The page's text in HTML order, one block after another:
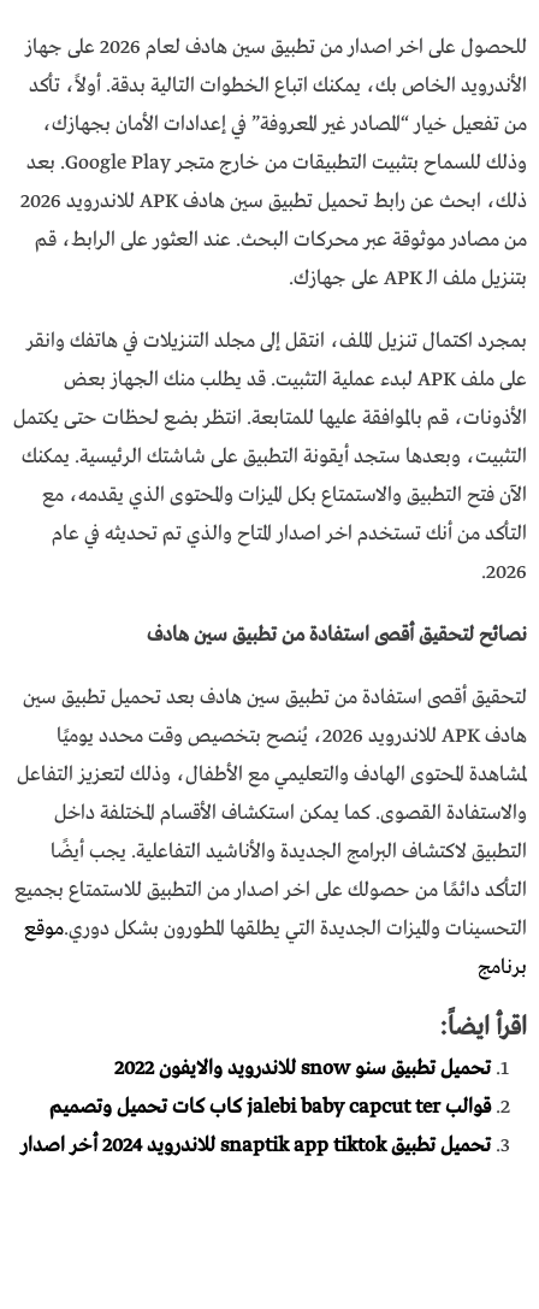
للحصول على اخر اصدار من تطبيق سين هادف لعام 2026 على جهاز
الأندرويد الخاص بك، يمكنك اتباع الخطوات التالية بدقة. أولاً، تأكد
من تفعيل خيار “المصادر غير المعروفة” في إعدادات الأمان بجهازك،
وذلك للسماح بتثبيت التطبيقات من خارج متجر Google Play. بعد
ذلك، ابحث عن رابط تحميل تطبيق سين هادف APK للاندرويد 2026
من مصادر موثوقة عبر محركات البحث. عند العثور على الرابط، قم
بتنزيل ملف الـ APK على جهازك.
بمجرد اكتمال تنزيل الملف، انتقل إلى مجلد التنزيلات في هاتفك وانقر
على ملف APK لبدء عملية التثبيت. قد يطلب منك الجهاز بعض
الأذونات، قم بالموافقة عليها للمتابعة. انتظر بضع لحظات حتى يكتمل
التثبيت، وبعدها ستجد أيقونة التطبيق على شاشتك الرئيسية. يمكنك
الآن فتح التطبيق والاستمتاع بكل الميزات والمحتوى الذي يقدمه، مع
التأكد من أنك تستخدم اخر اصدار المتاح والذي تم تحديثه في عام
2026.
نصائح لتحقيق أقصى استفادة من تطبيق سين هادف
لتحقيق أقصى استفادة من تطبيق سين هادف بعد تحميل تطبيق سين
هادف APK للاندرويد 2026، يُنصح بتخصيص وقت محدد يوميًا
لمشاهدة المحتوى الهادف والتعليمي مع الأطفال، وذلك لتعزيز التفاعل
والاستفادة القصوى. كما يمكن استكشاف الأقسام المختلفة داخل
التطبيق لاكتشاف البرامج الجديدة والأناشيد التفاعلية. يجب أيضًا
التأكد دائمًا من حصولك على اخر اصدار من التطبيق للاستمتاع بجميع
التحسينات والميزات الجديدة التي يطلقها المطورون بشكل دوري.موقع
برنامج
اقرأ ايضاً:
تحميل تطبيق سنو snow للاندرويد والايفون 2022
قوالب jalebi baby capcut ter كاب كات تحميل وتصميم
تحميل تطبيق snaptik app tiktok للاندرويد 2024 أخر اصدار